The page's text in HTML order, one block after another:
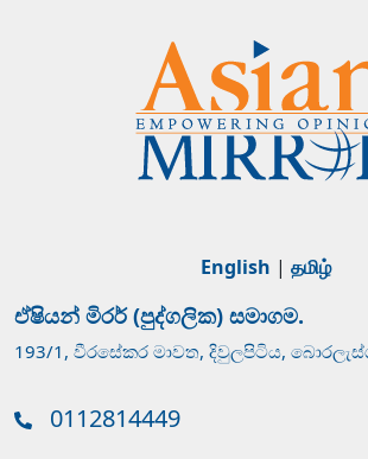
English | தமிழ்
ඒෂියන් මිරර් (පුද්ගලික) සමාගම.
193/1, වීරසේකර මාවත, දිවුලපිටිය,
0112814449